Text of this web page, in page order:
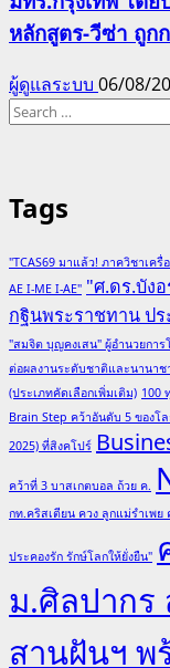
หลักสูตร-วีซ่า ถูก
ผู้ดูแลระบบ 06/08/
Search
Tags
"TCAS69 มาแล้ว! ภาควิชาเค
AE I-ME I-AE" "ศ.ดร.บัง
กฐินพระราชทาน ป
"สมจิต บุญคงเสน" ผู้อำนวยกา
ต่อผลงานระดับชาติและนานาช
(ประเภทคัดเลือกเพิ่มเติม) 100
Brain Step คว้าอันดับ 5 ของโ
2025) ที่สิงคโปร์
คว้าที่ 3 บาสเกตบอล ถ้วย ค.
กท.คริสเตียน ควง ลูกแม่รำเพ
ประคองรัก รักษ์โลกให้ยั่งยืน"
ม.ศิลปากร
สานฝันฯ